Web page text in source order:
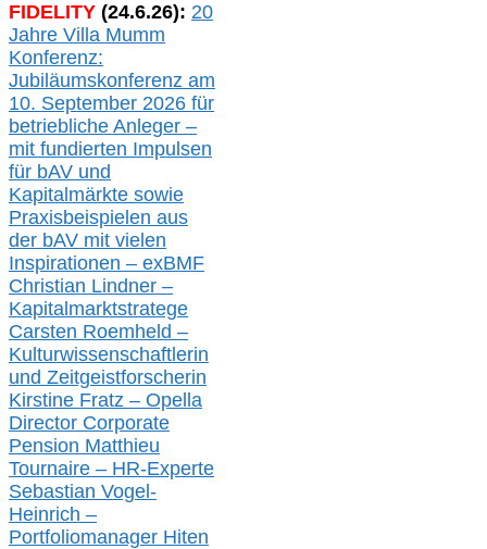
FIDELITY (24.6.26): 20
Jahre Villa Mumm
Konferenz:
Jubiläumskonferenz am
10. September 2026 für
betriebliche Anleger –
mit fundierten Impulsen
für bAV und
Kapitalmärkte sowie
Praxisbeispielen aus
der bAV mit vielen
Inspirationen – exBMF
Christian Lindner –
Kapitalmarktstratege
Carsten Roemheld –
Kulturwissenschaftlerin
und Zeitgeistforscherin
Kirstine Fratz – Opella
Director Corporate
Pension Matthieu
Tournaire – HR-Experte
Sebastian Vogel-
Heinrich –
Portfoliomanager Hiten